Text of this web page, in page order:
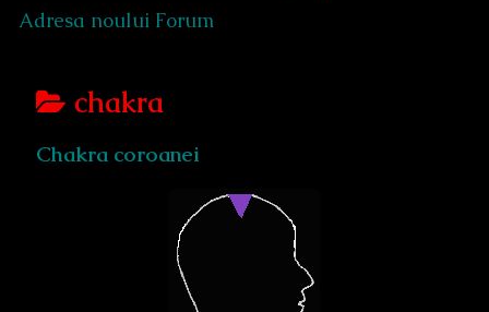
Adresa noului Forum
Posts
categoriezed
chakra
Chakra coroanei